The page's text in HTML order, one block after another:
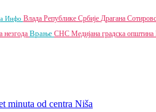
Инфо Влада Републике Србије Драгана
незгода Врање СНС Медијана градска општина
minuta od centra Niša